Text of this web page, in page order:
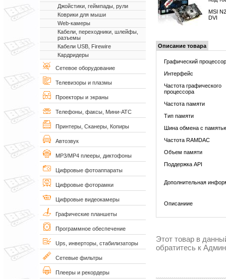
Джойстики, геймпады, рули
Коврики для мыши
Web-камеры
Кабели, переходники, шлейфы,
разъемы
Кабели USB, Firewire
Кардридеры
Сетевое оборудование
Телевизоры и плазмы
Проекторы и экраны
Телефоны, факсы, Мини-АТС
Принтеры, Сканеры, Копиры
Автозвук
MP3/MP4 плееры, диктофоны
Цифровые фотоаппараты
Цифровые фоторамки
Цифровые видеокамеры
Графические планшеты
Программное обеспечение
Ups, инверторы, стабилизаторы
Сетевые фильтры
Плееры и рекордеры
MSI
DVI
Описание товара
Графический процессор
Интерфейс
Частота графического
процессора
Частота памяти
Тип памяти
Шина обмена с
Частота RAMDAC
Объем памяти
Поддержка API
Дополнительная
Описаниие
Этот товар в
обратитесь к